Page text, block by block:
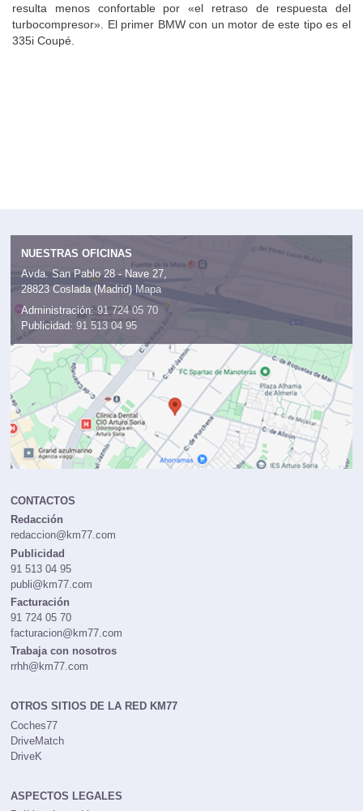
resulta menos confortable por «el retraso de respuesta del
turbocompresor». El primer BMW con un motor de este tipo es el
335i Coupé.
NUESTRAS OFICINAS
Avda. San Pablo 28 - Nave 27,
28823 Coslada (Madrid) Mapa
Administración: 91 724 05 70
Publicidad: 91 513 04 95
CONTACTOS
Redacción
redaccion@km77.com
Publicidad
91 513 04 95
publi@km77.com
Facturación
91 724 05 70
facturacion@km77.com
Trabaja con nosotros
rrhh@km77.com
OTROS SITIOS DE LA RED KM77
Coches77
DriveMatch
DriveK
ASPECTOS LEGALES